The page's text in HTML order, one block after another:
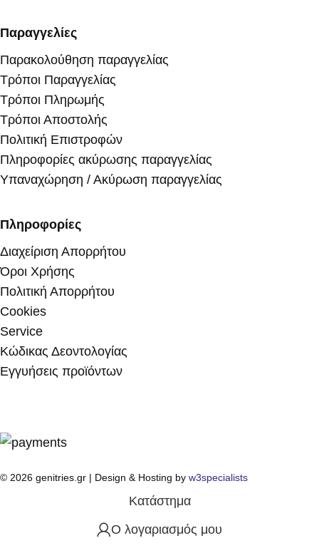
Παραγγελίες
Παρακολούθηση παραγγελίας
Τρόποι Παραγγελίας
Τρόποι Πληρωμής
Τρόποι Αποστολής
Πολιτική Επιστροφών
Πληροφορίες ακύρωσης παραγγελίας
Υπαναχώρηση / Ακύρωση παραγγελίας
Πληροφορίες
Διαχείριση Απορρήτου
Όροι Χρήσης
Πολιτική Απορρήτου
Cookies
Service
Κώδικας Δεοντολογίας
Εγγυήσεις προϊόντων
© 2026 genitries.gr | Design & Hosting by w3specialists
Κατάστημα
Ο λογαριασμός μου